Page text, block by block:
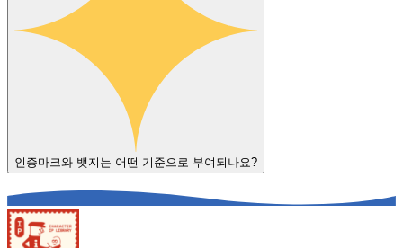
인증마크와 뱃지는 어떤 기준으로 부여되나요?